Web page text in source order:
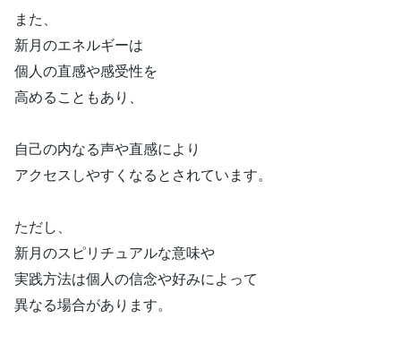
また、
新月のエネルギーは
個人の直感や感受性を
高めることもあり、
自己の内なる声や直感により
アクセスしやすくなるとされています。
ただし、
新月のスピリチュアルな意味や
実践方法は個人の信念や好みによって
異なる場合があります。